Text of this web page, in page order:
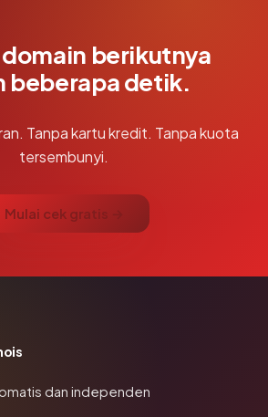
domain berikutnya
beberapa detik.
Tanpa kartu kredit. Tanpa kuota
tersembunyi.
Mulai cek gratis →
dan independen